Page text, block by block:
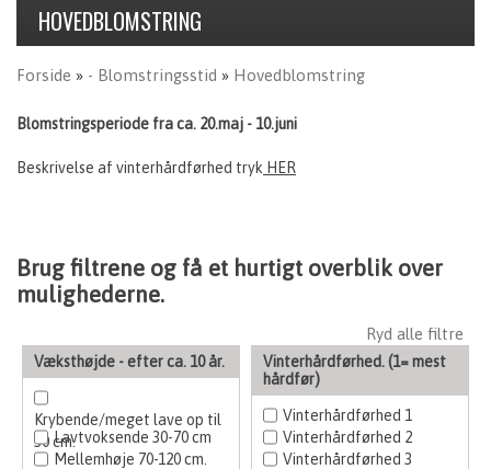
HOVEDBLOMSTRING
Forside » - Blomstringsstid » Hovedblomstring
Blomstringsperiode fra ca. 20.maj - 10.juni
Beskrivelse af vinterhårdførhed tryk HER
Brug filtrene og få et hurtigt overblik over
mulighederne.
Ryd alle filtre
Væksthøjde - efter ca. 10 år.
Krybende/meget lave op til
30 cm.Lavtvoksende 30-70 cm
Mellemhøje 70-120 cm.
Vinterhårdførhed. (1= mest
hårdfør)
Vinterhårdførhed 1
Vinterhårdførhed 2
Vinterhårdførhed 3